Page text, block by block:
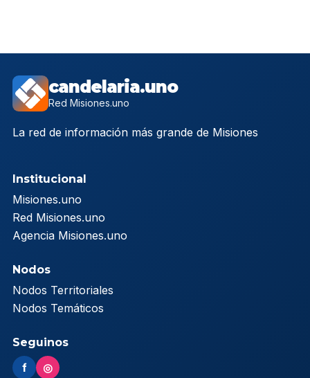
candelaria.uno
Red Misiones.uno
La red de información más grande de Misiones
Institucional
Misiones.uno
Red Misiones.uno
Agencia Misiones.uno
Nodos
Nodos Territoriales
Nodos Temáticos
Seguinos
f ◎